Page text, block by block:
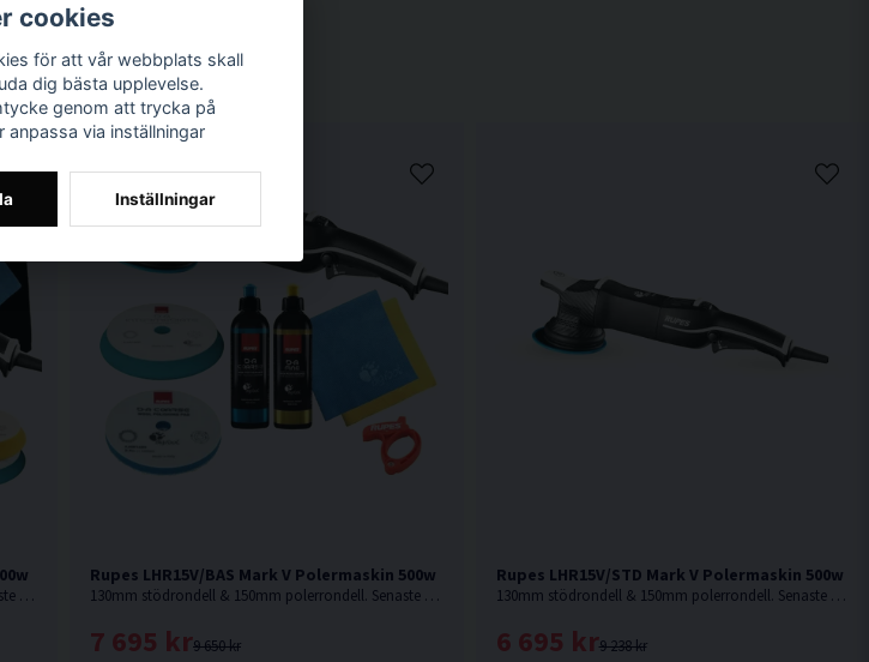
130mm stödrondell & 150mm polerrondell. Senaste modellen från Rupes.
Rupes LHR15V/BAS Mark V Polermaskin 500w
130mm stödrondell & 150mm polerrondell. Senaste modellen från Rupes.
9 650 kr
7 695 kr
Rupes LHR15V/STD Mark V Polermaskin 500w
130mm stödrondell & 150mm polerrondell. Senaste modellen från Rupes.
9 238 kr
6 695 kr
cookies
för att vår webbplats skall
dig bästa upplevelse.
genom att trycka på
anpassa via inställningar
Inställningar